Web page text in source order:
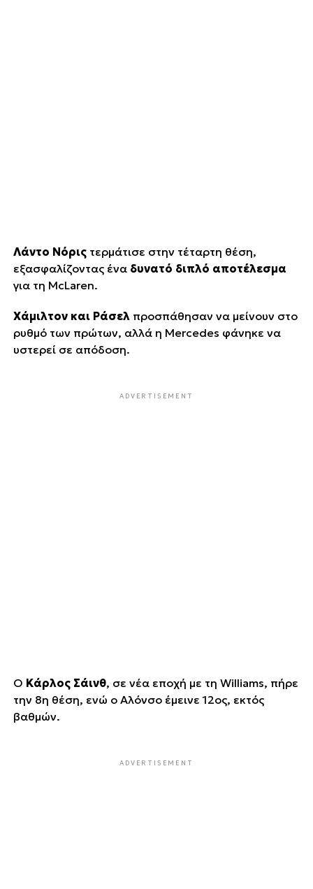
Λάντο Νόριςτερμάτισε στην τέταρτη θέση,
εξασφαλίζοντας ένα δυνατό διπλό αποτέλεσμα
για τη McLaren.
Χάμιλτον και Ράσελ προσπάθησαν να μείνουν στο
ρυθμό των πρώτων, αλλά η Mercedes φάνηκε να
υστερεί σε απόδοση.
ADVERTISEMENT
Ο Κάρλος Σάινθ, σε νέα εποχή με τη Williams, πήρε
την 8η θέση, ενώ ο Αλόνσο έμεινε 12ος, εκτός
βαθμών.
ADVERTISEMENT